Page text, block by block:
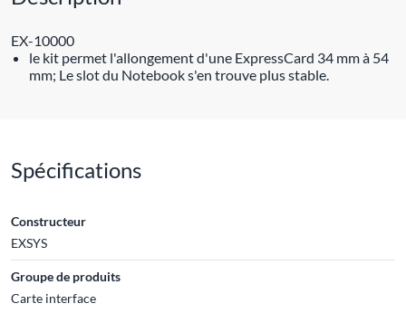
EX-10000
le kit permet l'allongement d'une ExpressCard 34 mm à 54
mm; Le slot du Notebook s'en trouve plus stable.
Spécifications
Constructeur
EXSYS
Groupe de produits
Carte interface